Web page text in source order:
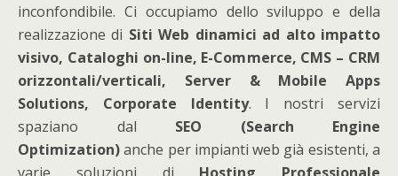
inconfondibile. Ci occupiamo dello sviluppo e della
realizzazione di Siti Web dinamici ad alto impatto
visivo, Cataloghi on-line, E-Commerce, CMS – CRM
orizzontali/verticali, Server & Mobile Apps
Solutions, Corporate Identity. I nostri servizi
spaziano dal SEO (Search Engine
Optimization)anche per impianti web già esistenti, a
varie soluzioni di Hosting Professionale